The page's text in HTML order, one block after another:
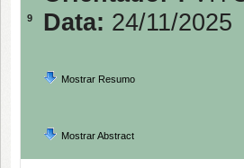
9
Data: 24/11/2025
Mostrar Resumo
Mostrar Abstract